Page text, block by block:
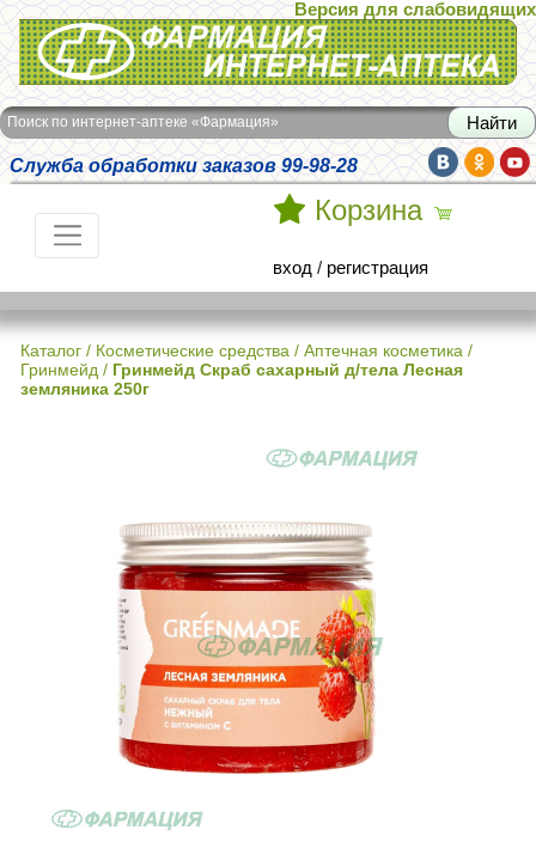
Интернет-аптека Фармация
Версия для слабовидящих
Поиск по интернет-аптеке «Фармация»
Служба обработки заказов 99-98-28
Корзина
вход / регистрация
Каталог / Косметические средства / Аптечная косметика /
Гринмейд / Гринмейд Скраб сахарный д/тела Лесная
земляника 250г